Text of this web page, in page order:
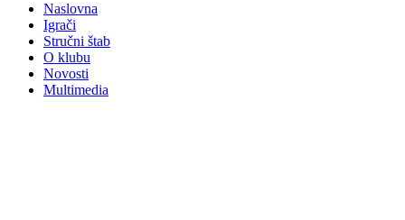
Naslovna
Igrači
Stručni štab
O klubu
Novosti
Multimedia